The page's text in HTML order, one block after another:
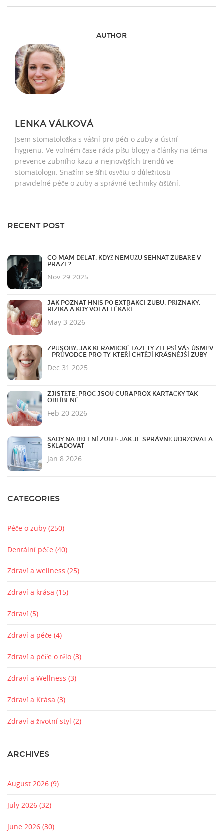
AUTHOR
LENKA VÁLKOVÁ
Jsem stomatoložka s vášní pro péči o zuby a ústní
hygienu. Ve volném čase ráda píšu blogy a články na téma
prevence zubního kazu a nejnovějších trendů ve
stomatologii. Snažím se šířit osvětu o důležitosti
pravidelné péče o zuby a správné techniky čištění.
RECENT POST
CO MÁM DĚLAT, KDYŽ NEMŮŽU SEHNAT ZUBAŘE V
PRAZE?
Nov 29 2025
JAK POZNAT HNIS PO EXTRAKCI ZUBU: PŘÍZNAKY,
RIZIKA A KDY VOLAT LÉKAŘE
May 3 2026
ZPŮSOBY, JAK KERAMICKÉ FAZETY ZLEPŠÍ VÁŠ ÚSMĚV
- PRŮVODCE PRO TY, KTEŘÍ CHTĚJÍ KRÁSNĚJŠÍ ZUBY
Dec 31 2025
ZJISTĚTE, PROČ JSOU CURAPROX KARTÁČKY TAK
OBLÍBENÉ
Feb 20 2026
SADY NA BĚLENÍ ZUBŮ: JAK JE SPRÁVNĚ UDRŽOVAT A
SKLADOVAT
Jan 8 2026
CATEGORIES
Péče o zuby (250)
Dentální péče (40)
Zdraví a wellness (25)
Zdraví a krása (15)
Zdraví (5)
Zdraví a péče (4)
Zdraví a péče o tělo (3)
Zdraví a Wellness (3)
Zdraví a Krása (3)
Zdraví a životní styl (2)
ARCHIVES
August 2026 (9)
July 2026 (32)
June 2026 (30)